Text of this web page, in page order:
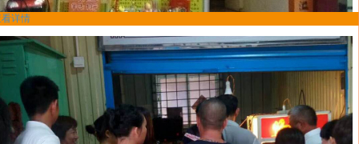
详情